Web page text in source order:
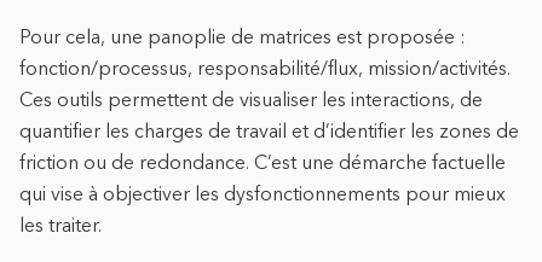
Pour cela, une panoplie de matrices est proposée :
fonction/processus, responsabilité/flux, mission/activités.
Ces outils permettent de visualiser les interactions, de
quantifier les charges de travail et d’identifier les zones de
friction ou de redondance. C’est une démarche factuelle
qui vise à objectiver les dysfonctionnements pour mieux
les traiter.